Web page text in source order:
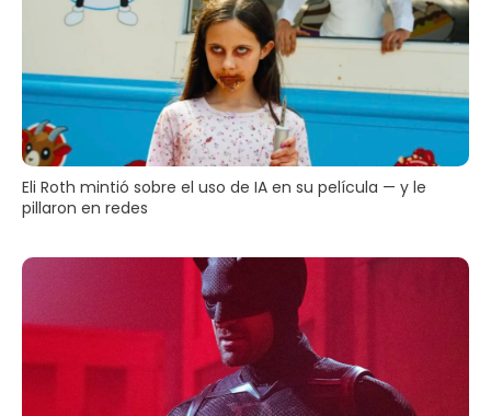
Eli Roth mintió sobre el uso de IA en su película — y le
pillaron en redes